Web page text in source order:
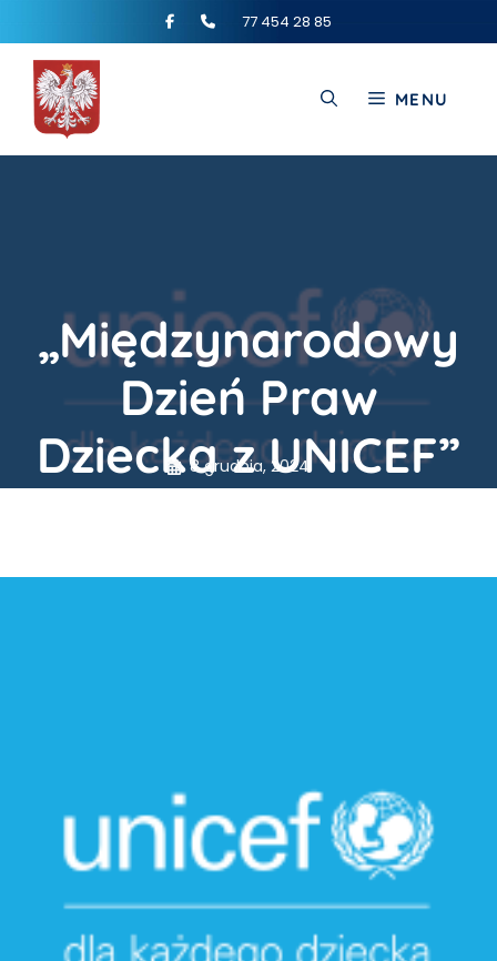
77 454 28 85
MENU
„Międzynarodowy
Dzień Praw
Dziecka z UNICEF”
8 grudnia, 2024